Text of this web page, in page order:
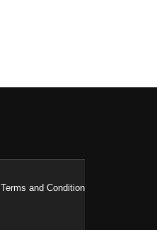
Terms and Condition